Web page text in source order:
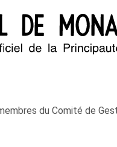
du Comité de